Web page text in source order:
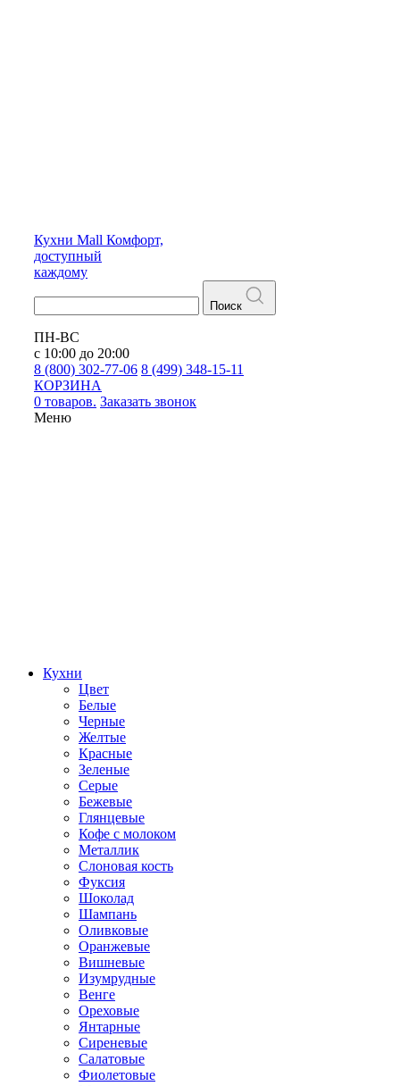
Кухни Mall Комфорт,
доступный
каждому
Поиск
ПН-ВС
с 10:00 до 20:00
8 (800) 302-77-06 8 (499) 348-15-11
КОРЗИНА
0 товаров. Заказать звонок
Меню
Кухни
Цвет
Белые
Черные
Желтые
Красные
Зеленые
Серые
Бежевые
Глянцевые
Кофе с молоком
Металлик
Слоновая кость
Фуксия
Шоколад
Шампань
Оливковые
Оранжевые
Вишневые
Изумрудные
Венге
Ореховые
Янтарные
Сиреневые
Салатовые
Фиолетовые